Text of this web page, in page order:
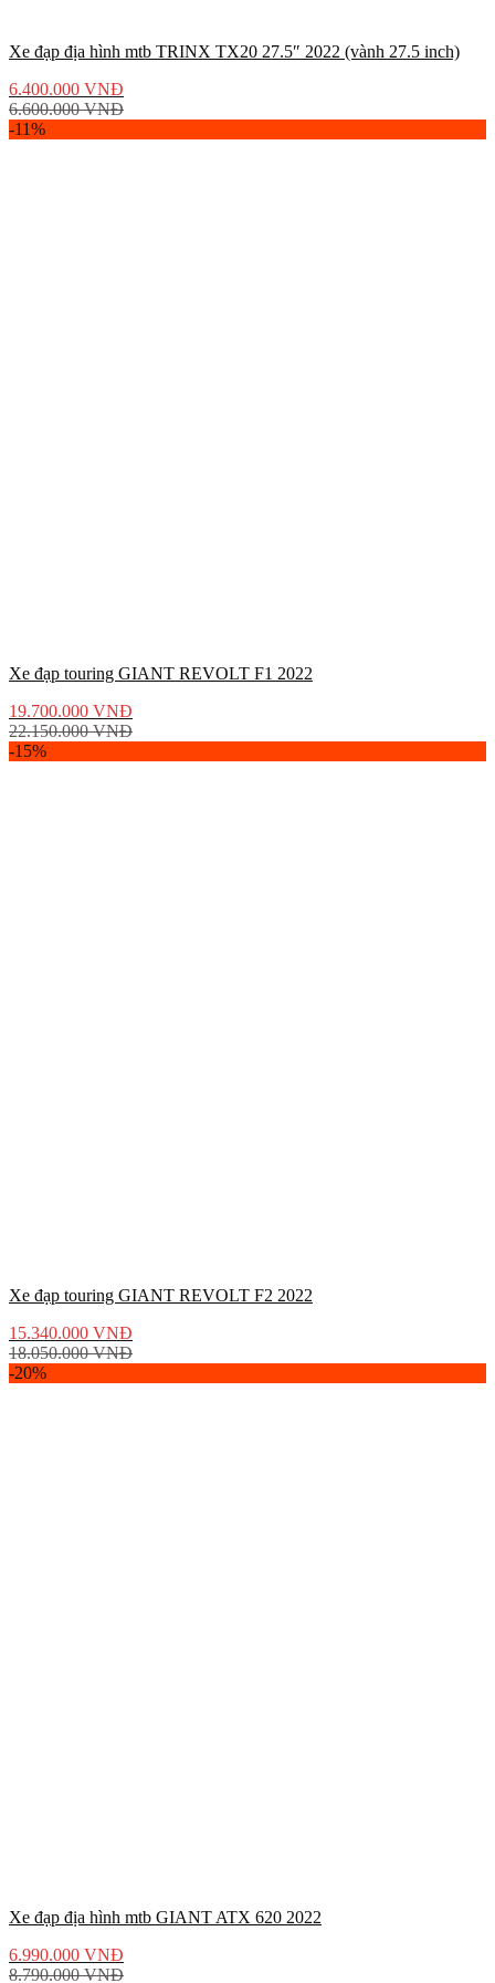
Xe đạp địa hình mtb TRINX TX20 27.5″ 2022 (vành 27.5 inch)
6.400.000 VNĐ
6.600.000VNĐ
-11%
Xe đạp touring GIANT REVOLT F1 2022
19.700.000 VNĐ
22.150.000VNĐ
-15%
Xe đạp touring GIANT REVOLT F2 2022
15.340.000 VNĐ
18.050.000VNĐ
-20%
Xe đạp địa hình mtb GIANT ATX 620 2022
6.990.000 VNĐ
8.790.000VNĐ